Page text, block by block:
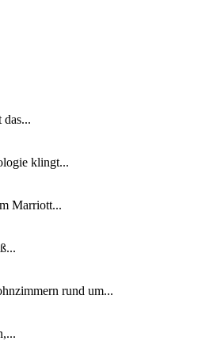
klingt...
Marriott...
rund um...